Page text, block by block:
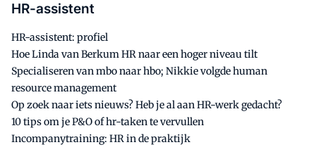
HR-assistent
HR-assistent: profiel
Hoe Linda van Berkum HR naar een hoger niveau tilt
Specialiseren van mbo naar hbo; Nikkie volgde human
resource management
Op zoek naar iets nieuws? Heb je al aan HR-werk gedacht?
10 tips om je P&O of hr-taken te vervullen
Incompanytraining: HR in de praktijk